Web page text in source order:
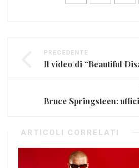
PRECEDENTE
ARTICOLI CORRELATI